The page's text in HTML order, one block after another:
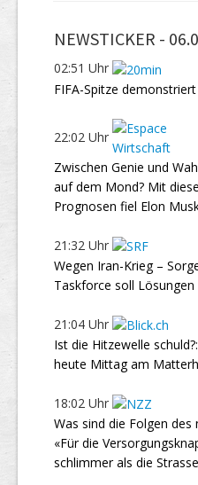
NEWSTICKER -
02:51 Uhr
FIFA-Spitze
22:02 Uhr
Zwischen Genie und
auf dem Mond? Mit
Prognosen fiel Elon
21:32 Uhr
Wegen Iran-Krieg –
Taskforce soll Lösungen
21:04 Uhr
Ist die Hitzewelle
heute Mittag am
18:02 Uhr
Was sind die Folgen des
«Für die
schlimmer als die